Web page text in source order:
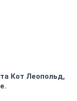
Кот Леопольд,